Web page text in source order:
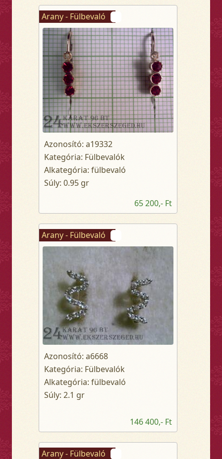
Arany - Fülbevaló
Azonosító: a19332
Kategória: Fülbevalók
Alkategória: fülbevaló
Súly: 0.95 gr
65 200,- Ft
Arany - Fülbevaló
Azonosító: a6668
Kategória: Fülbevalók
Alkategória: fülbevaló
Súly: 2.1 gr
146 400,- Ft
Arany - Fülbevaló